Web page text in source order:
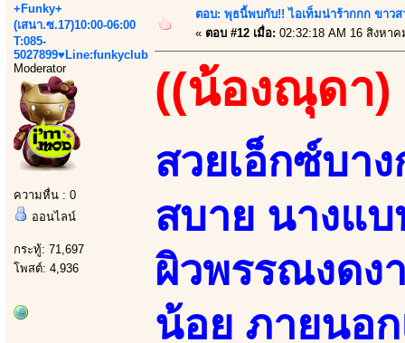
+Funky+
(เสนา.ซ.17)10:00-06:00
T:085-
5027899♥Line:funkyclub
Moderator
ความหื่น : 0
ออนไลน์
กระทู้: 71,697
โพสต์: 4,936
ตอบ: พุธนี้พบกับ!! ไอเท็มน่าร้ากกก ขาว
« ตอบ #12 เมื่อ: 02:32:18 AM 16 สิงหาค
((น้องณุดา)
สวยเอ็กซ์บา
สบาย นางแ
ผิวพรรณงดง
น้อย ภายนอ